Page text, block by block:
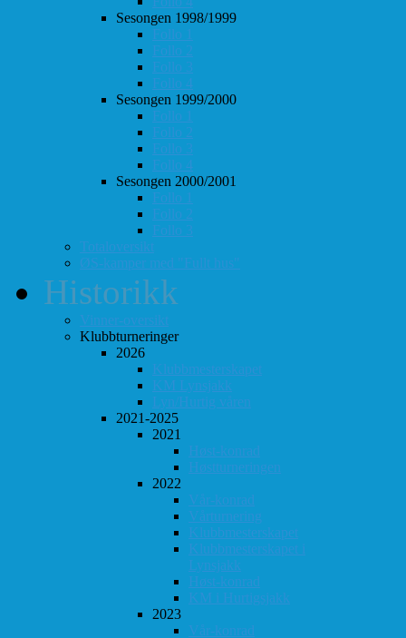
Sesongen 1998/1999
Follo 1
Follo 2
Follo 3
Follo 4
Sesongen 1999/2000
Follo 1
Follo 2
Follo 3
Follo 4
Sesongen 2000/2001
Follo 1
Follo 2
Follo 3
Totaloversikt
ØS-kamper med "Fullt hus"
Historikk
Vinner-oversikt
Klubbturneringer
2026
Klubbmesterskapet
KM Lynsjakk
Lyn/Hurtig våren
2021-2025
2021
Høst-konrad
Høstturneringen
2022
Vår-konrad
Vårturnering
Klubbmesterskapet
Klubbmesterskapet i
Lynsjakk
Høst-konrad
KM i Hurtigsjakk
2023
Vår-konrad